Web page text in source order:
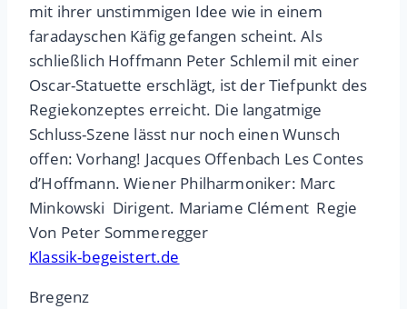
mit ihrer unstimmigen Idee wie in einem
faradayschen Käfig gefangen scheint. Als
schließlich Hoffmann Peter Schlemil mit einer
Oscar-Statuette erschlägt, ist der Tiefpunkt des
Regiekonzeptes erreicht. Die langatmige
Schluss-Szene lässt nur noch einen Wunsch
offen: Vorhang! Jacques Offenbach Les Contes
d’Hoffmann. Wiener Philharmoniker: Marc
Minkowski Dirigent. Mariame Clément Regie
Von Peter Sommeregger
Klassik-begeistert.de
Bregenz